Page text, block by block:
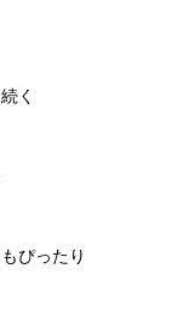
く
ぴったり